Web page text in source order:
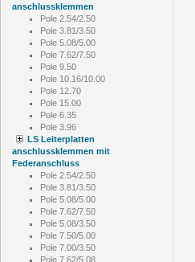
anschlussklemmen
Pole 2.54/2.50
Pole 3.81/3.50
Pole 5.08/5.00
Pole 7.62/7.50
Pole 9.50
Pole 10.16/10.00
Pole 12.70
Pole 15.00
Pole 6.35
Pole 3.96
LS Leiterplatten
anschlussklemmen mit
Federanschluss
Pole 2.54/2.50
Pole 3.81/3.50
Pole 5.08/5.00
Pole 7.62/7.50
Pole 5.08/3.50
Pole 7.50/5.00
Pole 7.00/3.50
Pole 7.62/5.08